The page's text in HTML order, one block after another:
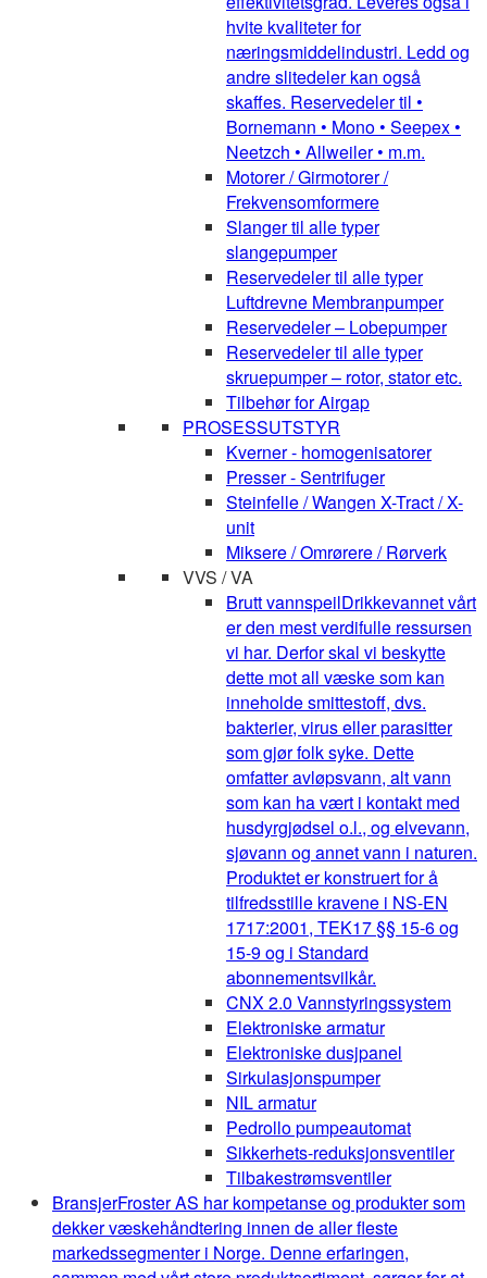
hvite kvaliteter for
næringsmiddelindustri. Ledd og
andre slitedeler kan også
skaffes. Reservedeler til •
Bornemann • Mono • Seepex •
Neetzch • Allweiler • m.m.
Motorer / Girmotorer /
Frekvensomformere
Slanger til alle typer
slangepumper
Reservedeler til alle typer
Luftdrevne Membranpumper
Reservedeler – Lobepumper
Reservedeler til alle typer
skruepumper – rotor, stator etc.
Tilbehør for Airgap
PROSESSUTSTYR
Kverner - homogenisatorer
Presser - Sentrifuger
Steinfelle / Wangen X-Tract / X-
unit
Miksere / Omrørere / Rørverk
VVS / VA
Brutt vannspeilDrikkevannet vårt
er den mest verdifulle ressursen
vi har. Derfor skal vi beskytte
dette mot all væske som kan
inneholde smittestoff, dvs.
bakterier, virus eller parasitter
som gjør folk syke. Dette
omfatter avløpsvann, alt vann
som kan ha vært i kontakt med
husdyrgjødsel o.l., og elvevann,
sjøvann og annet vann i naturen.
Produktet er konstruert for å
tilfredsstille kravene i NS-EN
1717:2001, TEK17 §§ 15-6 og
15-9 og i Standard
abonnementsvilkår.
CNX 2.0 Vannstyringssystem
Elektroniske armatur
Elektroniske dusjpanel
Sirkulasjonspumper
NIL armatur
Pedrollo pumpeautomat
Sikkerhets-reduksjonsventiler
Tilbakestrømsventiler
BransjerFroster AS har kompetanse og produkter som
dekker væskehåndtering innen de aller fleste
markedssegmenter i Norge. Denne erfaringen,